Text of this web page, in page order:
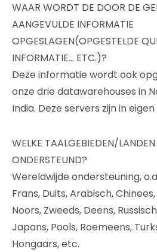
WAAR WORDT DE DOOR DE
AANGEVULDE INFORMATIE
OPGESLAGEN(OPGESTELDE
INFORMATIE… ETC.)?
Deze informatie wordt ook
onze drie datawarehouses in
India. Deze servers zijn in
WELKE TAALGEBIEDEN/
ONDERSTEUND?
Wereldwijde ondersteuning,
Frans, Duits, Arabisch,
Noors, Zweeds, Deens,
Japans, Pools, Roemeens,
Hongaars, etc.